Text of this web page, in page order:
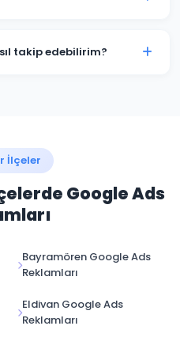
Atkaracalar için
takip edebilirim?
İlçeler
Google Ads
Bayramören Google Ads
Reklamları
Eldivan Google Ads
Reklamları